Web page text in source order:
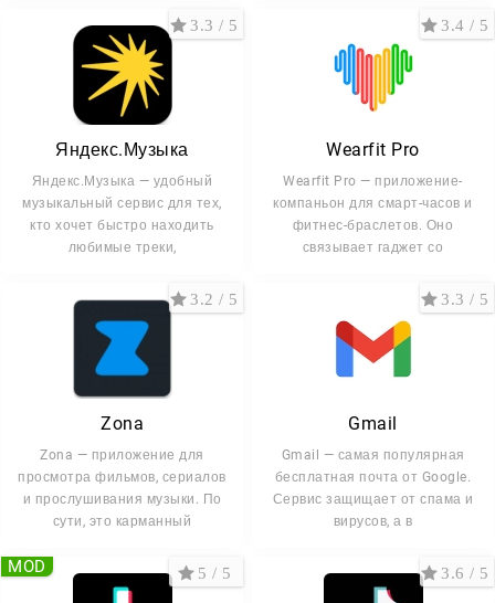
Яндекс.Музыка
Яндекс.Музыка — удобный
музыкальный сервис для тех,
кто хочет быстро находить
любимые треки,
3.3 / 5
Wearfit Pro
Wearfit Pro — приложение-
компаньон для смарт-часов и
фитнес-браслетов. Оно
связывает гаджет со
3.4 / 5
Zona
Zona — приложение для
просмотра фильмов, сериалов
и прослушивания музыки. По
сути, это карманный
3.2 / 5
Gmail
Gmail — самая популярная
бесплатная почта от Google.
Сервис защищает от спама и
вирусов, а в
3.3 / 5
5 / 5
MOD 3.6 / 5